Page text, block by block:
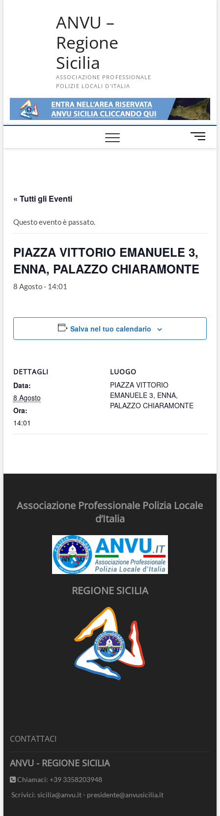
ANVU –
Regione
Sicilia
ASSOCIAZIONE PROFESSIONALE
POLIZIE LOCALI D'ITALIA
M
e
n
« Tutti gli Eventi
Questo evento è passato.
PIAZZA VITTORIO EMANUELE 3,
ENNA, PALAZZO CHIARAMONTE
8 Agosto - 14:01
Salva nel tuo calendario
DETTAGLI
Data:
8 Agosto
Ora:
14:01
LUOGO
PIAZZA VITTORIO
EMANUELE 3, ENNA,
PALAZZO CHIARAMONTE
Associazione Professionale Polizia Locale
d’Italia
REGIONE SICILIA
CONTATTACI
ANVU - REGIONE SICILIA
Chiamaci: +39 3358203948
Scrivici: sicilia@anvu.it - presidente@anvusicilia.it